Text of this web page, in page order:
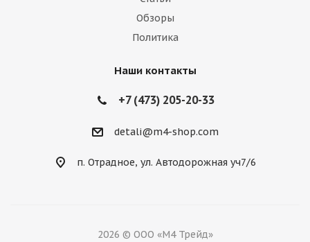
Обзоры
Политика
Наши контакты
+7 (473) 205-20-33
detali@m4-shop.com
п. Отрадное, ул. Автодорожная уч7/6
2026 © ООО «М4 Трейд»